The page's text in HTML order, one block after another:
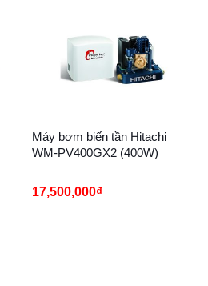
Máy bơm biến tần Hitachi
WM-PV400GX2 (400W)
17,500,000₫